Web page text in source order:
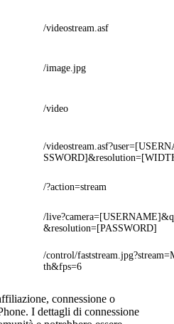
/videostream.asf
/image.jpg
/video
/
/?action=stream
/
&resolution=[PASSWORD]
/control/
th&fps=6
connessione o
I dettagli di connessione